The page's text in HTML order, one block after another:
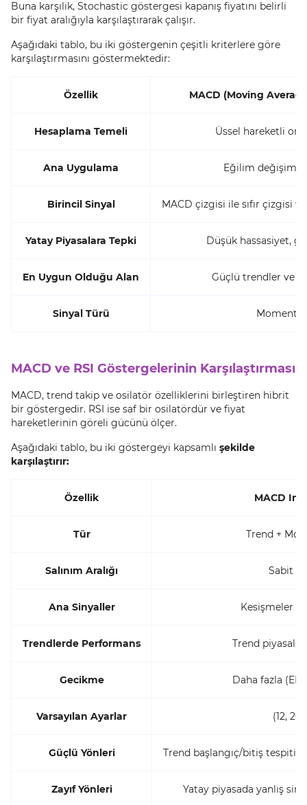
Buna karşılık, Stochastic göstergesi kapanış fiyatını belirli
bir fiyat aralığıyla karşılaştırarak çalışır.
Aşağıdaki tablo, bu iki göstergenin çeşitli kriterlere göre
karşılaştırmasını göstermektedir:
Özellik MACD (Moving
Hesaplama Temeli Üssel hareketli
Ana Uygulama Eğilim değişimi
Birincil Sinyal MACD çizgisi ile sıfır çizgisi
Yatay Piyasalara Tepki Düşük hassasiyet,
En Uygun Olduğu Alan Güçlü trendler ve
Sinyal Türü
MACD ve RSI Göstergelerinin Karşılaştırması
MACD, trend takip ve osilatör özelliklerini birleştiren hibrit
bir göstergedir. RSI ise saf bir osilatördür ve fiyat
hareketlerinin göreli gücünü ölçer.
Aşağıdaki tablo, bu iki göstergeyi kapsamlı şekilde
karşılaştırır:
Özellik MACD
Tür Trend +
Salınım Aralığı Sabit
Ana Sinyaller Kesişmeler /
Trendlerde Performans Trend
Gecikme Daha fazla
Varsayılan Ayarlar (12, 26,
Güçlü Yönleri Trend başlangıç/bitiş tespiti,
Zayıf Yönleri Yatay piyasada yanlış